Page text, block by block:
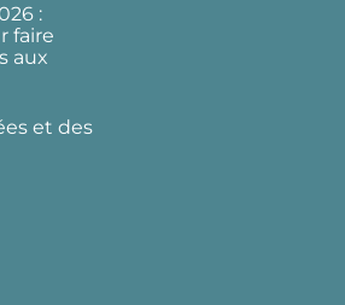
:
faire
aux
et des